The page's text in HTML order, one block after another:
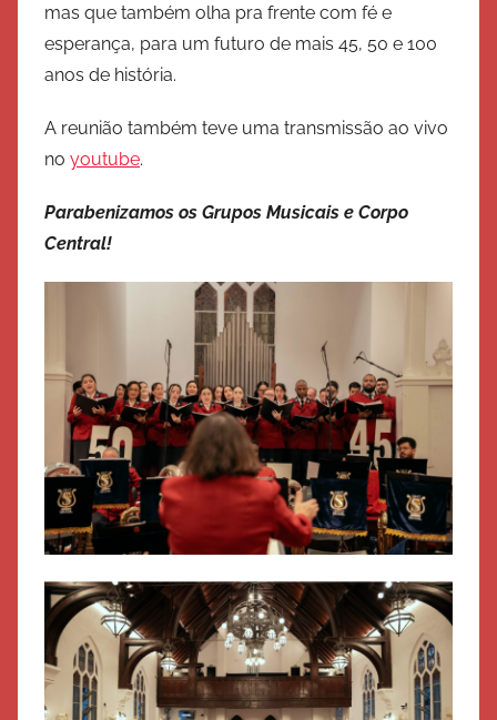
mas que também olha pra frente com fé e
esperança, para um futuro de mais 45, 50 e 100
anos de história.
A reunião também teve uma transmissão ao vivo
no youtube.
Parabenizamos os Grupos Musicais e Corpo
Central!